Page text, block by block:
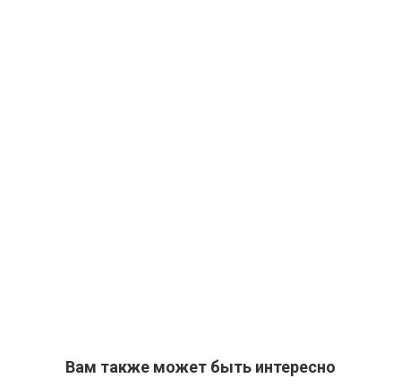
Вам также может быть интересно